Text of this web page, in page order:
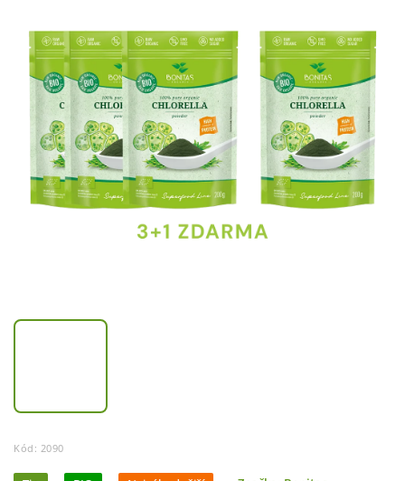
Kód: 2090